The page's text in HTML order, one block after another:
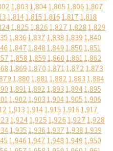
1,8031,8041,8051,8061,807
1,8141,8151,8161,8171,818
1,8251,8261,8271,8281,829
1,8361,8371,8381,8391,840
1,8471,8481,8491,8501,851
1,8581,8591,8601,8611,862
1,8691,8701,8711,8721,873
1,8801,8811,8821,8831,884
1,8911,8921,8931,8941,895
1,9021,9031,9041,9051,906
1,9131,9141,9151,9161,917
1,9241,9251,9261,9271,928
1,9351,9361,9371,9381,939
1,9461,9471,9481,9491,950